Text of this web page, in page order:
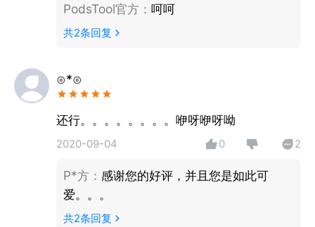
PodsTool官方： 呵呵
共2条回复
⊙*⊙
还行。。。。。。。。咿呀咿呀呦
2020-09-04 0 2
P*方： 感谢您的好评，并且您是如此可
爱。。。
共2条回复